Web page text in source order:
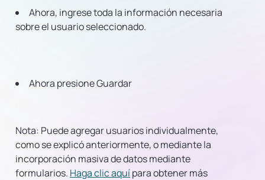
Ahora, ingrese toda la información necesaria
sobre el usuario seleccionado.
Ahora presione Guardar
Nota: Puede agregar usuarios individualmente,
como se explicó anteriormente, o mediante la
incorporación masiva de datos mediante
formularios. Haga clic aquípara obtener más